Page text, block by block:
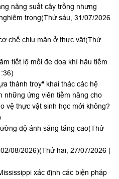
năng suất cây trồng nhưng
trọng(Thứ sáu, 31/07/2026
chế chịu mặn ở thực vật(Thứ
tiết lộ mối đe dọa khí hậu tiềm
thành troy" khai thác các hệ
những ứng viên tiềm năng cho
vệ thực vật sinh học mới không?
độ ánh sáng tăng cao(Thứ
08/2026)(Thứ hai, 27/07/2026 |
xác định các biện pháp